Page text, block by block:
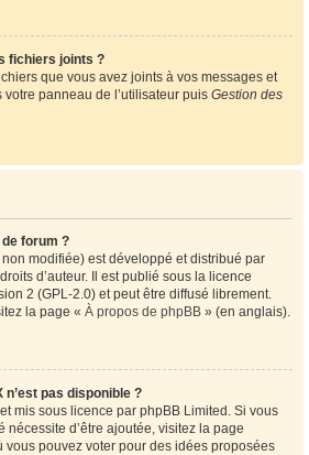
fichiers joints ?
que vous avez joints à vos messages et
panneau de l’utilisateur puis Gestion des
forum ?
modifiée) est développé et distribué par
d’auteur. Il est publié sous la licence
2 (GPL-2.0) et peut être diffusé librement.
la page « À propos de phpBB » (en anglais).
n’est pas disponible ?
mis sous licence par phpBB Limited. Si vous
nécessite d’être ajoutée, visitez la page
vous pouvez voter pour des idées proposées